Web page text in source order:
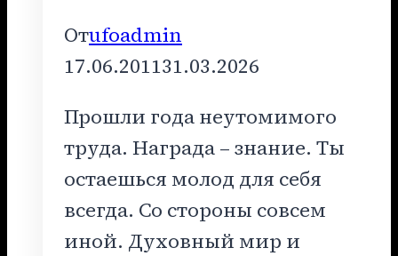
Отufoadmin
17.06.201131.03.2026
Прошли года неутомимого
труда. Награда – знание. Ты
остаешься молод для себя
всегда. Со стороны совсем
иной. Духовный мир и